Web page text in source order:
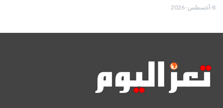
8-أغسطس- 2026